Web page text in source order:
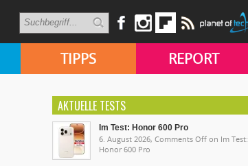
TIPPS REPORT
AKTUELLE TESTS
Im Test: Honor 600 Pro
6. August 2026, Comments Off on Im Test:
Honor 600 Pro